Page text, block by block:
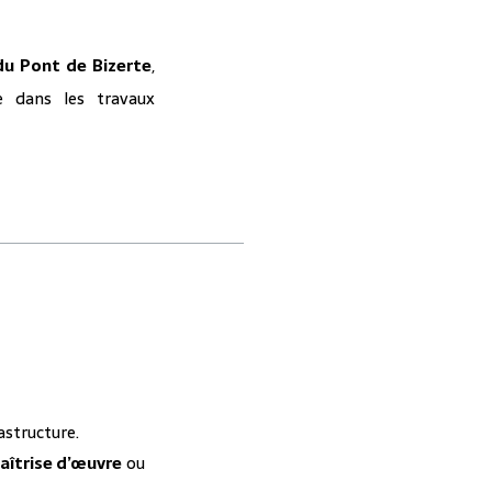
Pont de Bizerte,
dans les travaux
d’œuvreou